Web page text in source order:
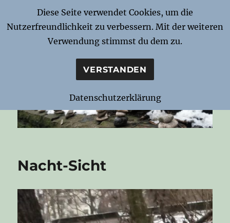
Notizen zur Nacht
Nacht-Sicht
Diese Seite verwendet Cookies, um die
Nutzerfreundlichkeit zu verbessern. Mit der weiteren
Verwendung stimmst du dem zu.
VERSTANDEN
Datenschutzerklärung